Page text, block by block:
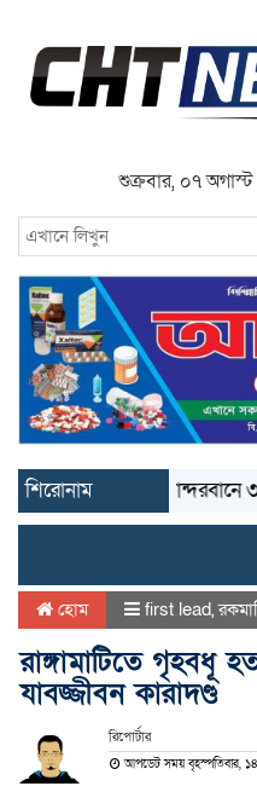
শুক্রবার, ০৭
শিরোনাম বান্দরবানে ৩
হোম first lead,
রাঙ্গামাটিতে গৃহবধূ
যাবজ্জীবন কারাদণ্ড
রিপোর্টার
আপডেট সময় বৃহস্পতিবার,